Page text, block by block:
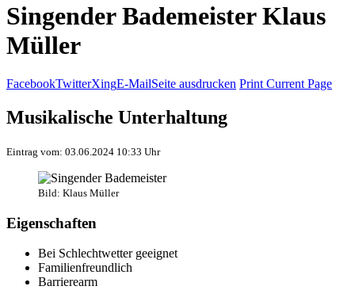
Singender Bademeister Klaus
Müller
FacebookTwitterXingE-MailSeite ausdrucken Print Current Page
Musikalische Unterhaltung
Eintrag vom: 03.06.2024 10:33 Uhr
Bild: Klaus Müller
Eigenschaften
Bei Schlechtwetter geeignet
Familienfreundlich
Barrierearm